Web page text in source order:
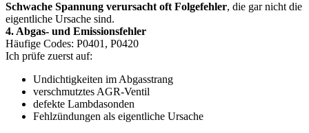
Schwache Spannung verursacht oft Folgefehler, die gar nicht die
eigentliche Ursache sind.
4. Abgas- und Emissionsfehler
Häufige Codes: P0401, P0420
Ich prüfe zuerst auf:
Undichtigkeiten im Abgasstrang
verschmutztes AGR-Ventil
defekte Lambdasonden
Fehlzündungen als eigentliche Ursache